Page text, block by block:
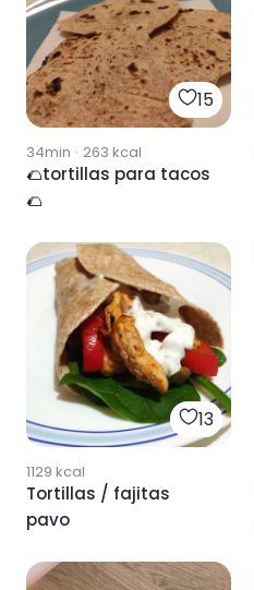
15
34min · 263 kcal
🌮tortillas para tacos
🌮
13
1129 kcal
Tortillas / fajitas
pavo